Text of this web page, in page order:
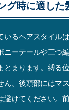
グ時に適した
いるヘアスタイル
ニーテールや三つ
とまります。縛る
ん。後頭部にはマ
避けてください。